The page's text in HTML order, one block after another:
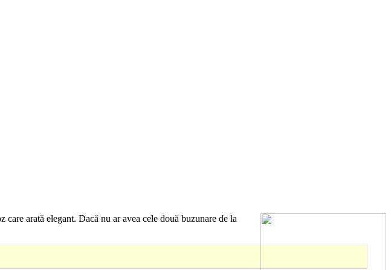
arată elegant. Dacă nu ar avea cele două buzunare de la